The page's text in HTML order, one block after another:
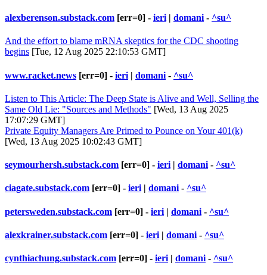
alexberenson.substack.com [err=0] - ieri | domani - ^su^
And the effort to blame mRNA skeptics for the CDC shooting
begins [Tue, 12 Aug 2025 22:10:53 GMT]
www.racket.news [err=0] - ieri | domani - ^su^
Listen to This Article: The Deep State is Alive and Well, Selling the
Same Old Lie: "Sources and Methods" [Wed, 13 Aug 2025
17:07:29 GMT]
Private Equity Managers Are Primed to Pounce on Your 401(k)
[Wed, 13 Aug 2025 10:02:43 GMT]
seymourhersh.substack.com [err=0] - ieri | domani - ^su^
ciagate.substack.com [err=0] - ieri | domani - ^su^
petersweden.substack.com [err=0] - ieri | domani - ^su^
alexkrainer.substack.com [err=0] - ieri | domani - ^su^
cynthiachung.substack.com [err=0] - ieri | domani - ^su^